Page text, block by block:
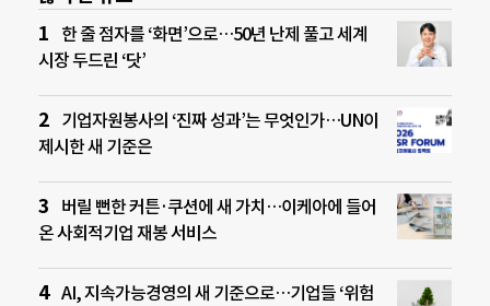
한 줄 점자를 ‘화면’으로…50년 난제 풀고 세계
시장 두드린 ‘닷’
기업자원봉사의 ‘진짜 성과’는 무엇인가…UN이
제시한 새 기준은
버릴 뻔한 커튼·쿠션에 새 가치…이케아에 들어
온 사회적기업 재봉 서비스
AI, 지속가능경영의 새 기준으로…기업들 ‘위험